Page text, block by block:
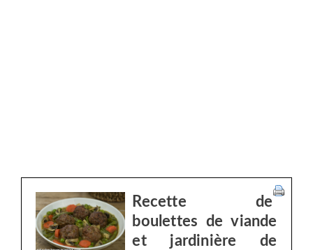
Recette de
boulettes de viande
et jardinière de